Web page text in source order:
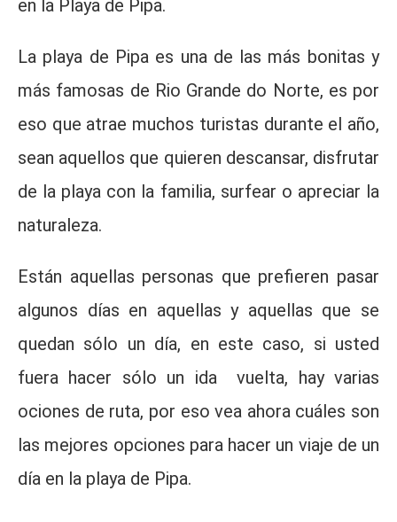
en la Playa de Pipa.
La playa de Pipa es una de las más bonitas y
más famosas de Rio Grande do Norte, es por
eso que atrae muchos turistas durante el año,
sean aquellos que quieren descansar, disfrutar
de la playa con la familia, surfear o apreciar la
naturaleza.
Están aquellas personas que prefieren pasar
algunos días en aquellas y aquellas que se
quedan sólo un día, en este caso, si usted
fuera hacer sólo un ida vuelta, hay varias
ociones de ruta, por eso vea ahora cuáles son
las mejores opciones para hacer un viaje de un
día en la playa de Pipa.